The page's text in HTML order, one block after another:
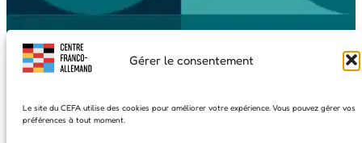
Gérer le consentement
Le site du CEFA utilise des cookies pour améliorer votre expérience. Vous pouvez gérer vos
préférences à tout moment.